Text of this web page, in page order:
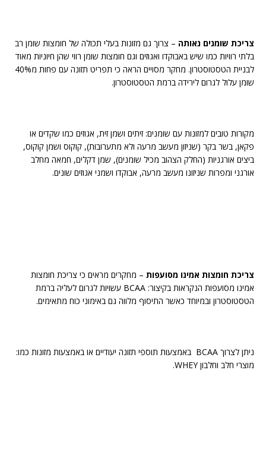
צריכת שומנים נאותה – צרוך גם מזונות בעלי תכולה של חומצות שומן רב
בלתי רוויות כמו שיש באבוקדו ואגוזים וגם חומצות שומן רווי שהן חיוניות מאוד
לבניית הטסטוסטרון. מחקר מסויים הראה כי תפריט תזונה עם פחות מ40%
שומן עלול לגרום לירידה ברמת הטסטוסטרון.
מקורות טובים למזונות עם שומנים: זיתים ושמן זית, אגוזים כמו שקדים או
פקאן, בשר בקר (שניזון מעשב מרעה ולא מתערובות), קוקוס ושמן קוקוס,
ביצים אורגניות (החלק הצהוב מכיל שומנים), שמן דקלים, חמאה מחלב
אורגני ומפרות שניזונו מעשב מרעה, אבוקדו ושמני אגוזים שונים.
צריכת חומצות אמינו מסועפות – מחקרים מראים כי צריכת חומצות
אמינו מסועפות הנקראות בקיצור: BCAA עשויות לגרום לעליה ברמת
הטסטוסטרון ובמיוחד כאשר התיסוף מלווה גם באימוני כוח מתאימים.
ניתן לצרוך BCAA באמצעות תוספי תזונה יעודיים או באמצעות מזונות כמו:
מוצרי חלב וחלבון WHEY.